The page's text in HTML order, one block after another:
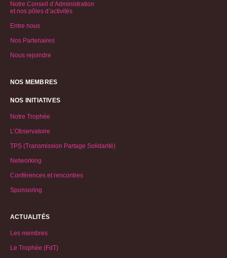
Notre Conseil d’Administration
et nos pôles d’activités
Entre nous
Nos Partenaires
Nous rejoindre
NOS MEMBRES
NOS INITIATIVES
Notre Trophée
L’Observatoire
TPS (Transmission Partage Solidarité)
Networking
Conférences et rencontres
Sponsoring
ACTUALITÉS
Les membres
Le Trophée (FdT)